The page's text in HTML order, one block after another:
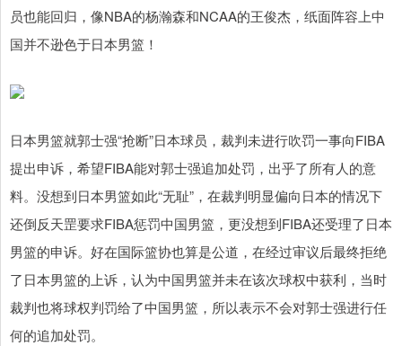
员也能回归，像NBA的杨瀚森和NCAA的王俊杰，纸面阵容上中
国并不逊色于日本男篮！
日本男篮就郭士强“抢断”日本球员，裁判未进行吹罚一事向FIBA
提出申诉，希望FIBA能对郭士强追加处罚，出乎了所有人的意
料。没想到日本男篮如此“无耻”，在裁判明显偏向日本的情况下
还倒反天罡要求FIBA惩罚中国男篮，更没想到FIBA还受理了日本
男篮的申诉。好在国际篮协也算是公道，在经过审议后最终拒绝
了日本男篮的上诉，认为中国男篮并未在该次球权中获利，当时
裁判也将球权判罚给了中国男篮，所以表示不会对郭士强进行任
何的追加处罚。